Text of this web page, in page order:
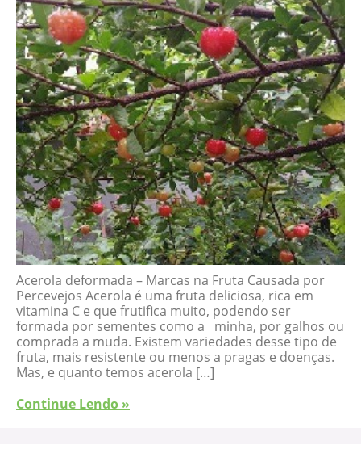
Acerola deformada – Marcas na Fruta Causada por
Percevejos Acerola é uma fruta deliciosa, rica em
vitamina C e que frutifica muito, podendo ser
formada por sementes como a minha, por galhos ou
comprada a muda. Existem variedades desse tipo de
fruta, mais resistente ou menos a pragas e doenças.
Mas, e quanto temos acerola […]
Continue Lendo »